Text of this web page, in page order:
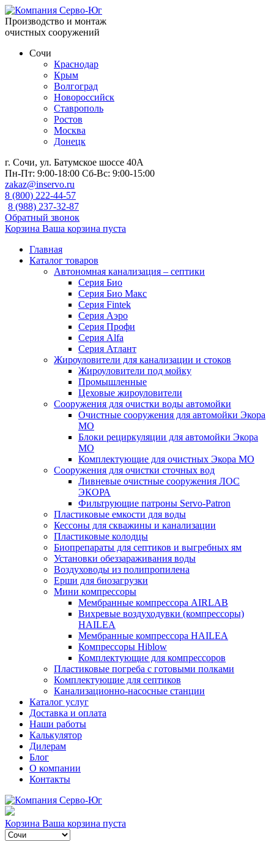
Производство и монтаж
очистных сооружений
Сочи
Краснодар
Крым
Волгоград
Новороссийск
Ставрополь
Ростов
Москва
Донецк
г. Сочи, ул. Батумское шоссе 40А
Пн-Пт: 9:00-18:00 Сб-Вс: 9:00-15:00
zakaz@inservo.ru
8 (800) 222-44-57
8 (988) 237-32-87
Обратный звонок
Корзина Ваша корзина пуста
Главная
Каталог товаров
Автономная канализация – септики
Серия Био
Серия Био Макс
Серия Fintek
Серия Аэро
Серия Профи
Серия Alfa
Серия Атлант
Жироуловители для канализации и стоков
Жироуловители под мойку
Промышленные
Цеховые жироуловители
Сооружения для очистки воды автомойки
Очистные сооружения для автомойки Экора
МО
Блоки рециркуляции для автомойки Экора
МО
Комплектующие для очистных Экора МО
Сооружения для очистки сточных вод
Ливневые очистные сооружения ЛОС
ЭКОРА
Фильтрующие патроны Servo-Patron
Пластиковые емкости для воды
Кессоны для скважины и канализации
Пластиковые колодцы
Биопрепараты для септиков и выгребных ям
Установки обеззараживания воды
Воздуховоды из полипропилена
Ерши для биозагрузки
Мини компрессоры
Мембранные компрессора AIRLAB
Вихревые воздуходувки (компрессоры)
HAILEA
Мембранные компрессора HAILEA
Компрессоры Hiblow
Комплектующие для компрессоров
Пластиковые погреба с готовыми полками
Комплектующие для септиков
Канализационно-насосные станции
Каталог услуг
Доставка и оплата
Наши работы
Калькулятор
Дилерам
Блог
О компании
Контакты
Корзина Ваша корзина пуста